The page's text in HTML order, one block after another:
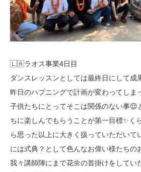
🇱🇦ラオス事業4日目
ダンスレッスンとしては最終日にして成
昨日のハプニングで計画が変わってしま
子供たちにとってそこは関係のない事😌
ちに楽しんでもらうことが第一目標✨く
ら思った以上に大きく扱っていただいて
には式典？として色んなお偉い様たちの
我々講師陣にまで花🌼の首掛けをしてい